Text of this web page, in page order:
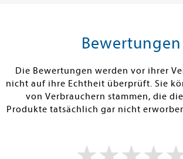
Warenkorb
Bewertungen
Die Bewertungen werden vor ihrer
nicht auf ihre Echtheit überprüft. Sie
von Verbrauchern stammen, die
Produkte tatsächlich gar nicht